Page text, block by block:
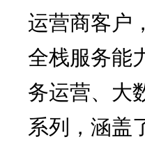
运营商客户
全栈服务能
务运营、大
系列，涵盖